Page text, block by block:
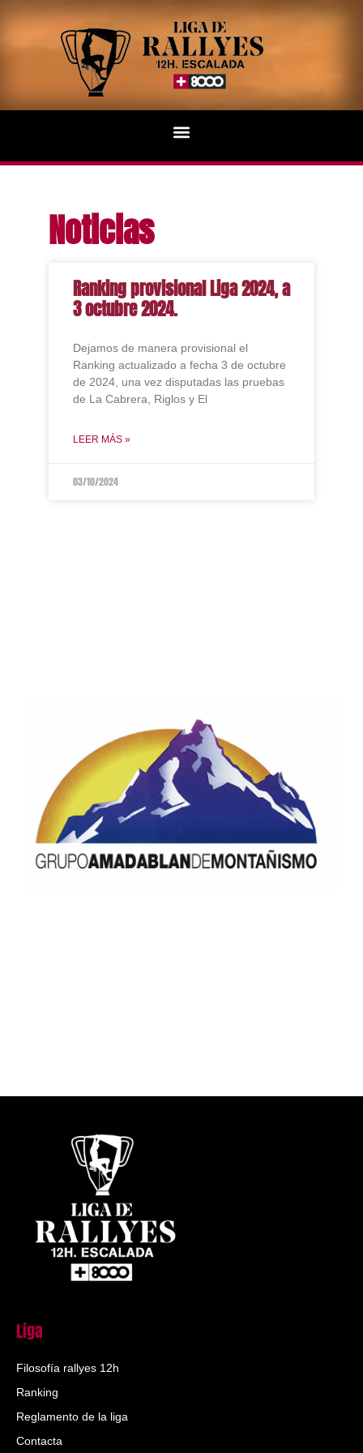
Noticias
Ranking provisional Liga 2024, a
3 octubre 2024.
Dejamos de manera provisional el
Ranking actualizado a fecha 3 de octubre
de 2024, una vez disputadas las pruebas
de La Cabrera, Riglos y El
LEER MÁS »
03/10/2024
Liga
Filosofía rallyes 12h
Ranking
Reglamento de la liga
Contacta